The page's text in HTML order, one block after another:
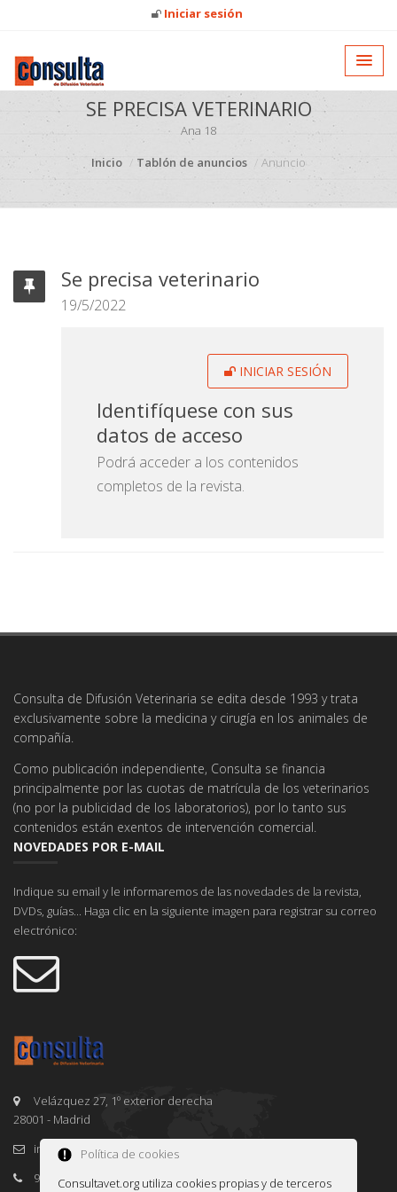
Iniciar sesión
SE PRECISA VETERINARIO
Ana 18
Inicio
Tablón de anuncios Anuncio
Se precisa veterinario
19/5/2022
INICIAR SESIÓN
Identifíquese con sus
datos de acceso
Podrá acceder a los contenidos
completos de la revista.
Consulta de Difusión Veterinaria se edita desde 1993 y trata
exclusivamente sobre la medicina y cirugía en los animales de
compañía.
Como publicación independiente, Consulta se financia
principalmente por las cuotas de matrícula de los veterinarios
(no por la publicidad de los laboratorios), por lo tanto sus
contenidos están exentos de intervención comercial.
NOVEDADES POR E-MAIL
Indique su email y le informaremos de las novedades de la revista,
DVDs, guías... Haga clic en la siguiente imagen para registrar su correo
electrónico:
Velázquez 27, 1º exterior derecha
28001 - Madrid
info@consultavet.org
91 995 38 25
Política de cookies
Consultavet.org utiliza cookies propias y de terceros